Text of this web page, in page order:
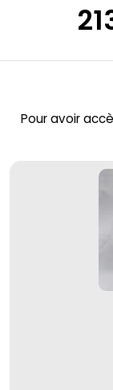
Pour avoir